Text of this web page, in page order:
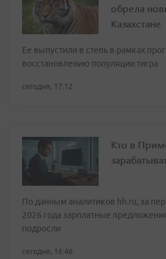
обрела
Казахстане
Ее выпустили в степь в рамках
восстановлению популяции тигра
сегодня, 17:12
Кто в
По данным аналитиков hh.ru, за
2026 года зарплатные
подросли
сегодня, 16:46